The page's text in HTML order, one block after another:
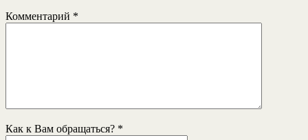
Комментарий *
Как к Вам обращаться? *